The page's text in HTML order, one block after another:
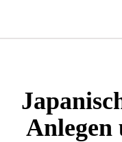
Anlegen